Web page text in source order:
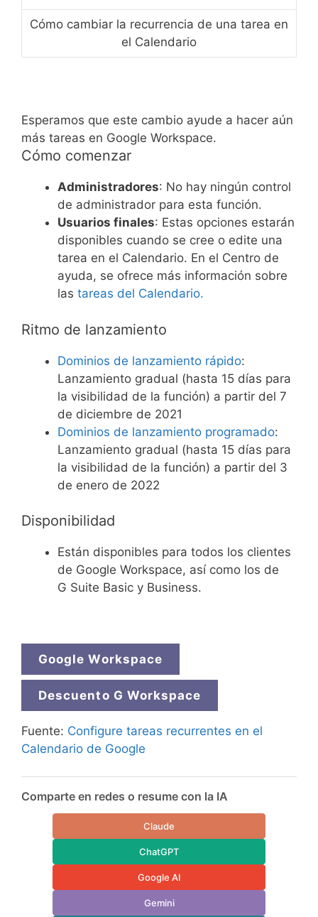
Cómo cambiar la recurrencia de una tarea en
el Calendario
Esperamos que este cambio ayude a hacer aún
más tareas en Google Workspace.
Cómo comenzar
Administradores: No hay ningún control
de administrador para esta función.
Usuarios finales: Estas opciones estarán
disponibles cuando se cree o edite una
tarea en el Calendario. En el Centro de
ayuda, se ofrece más información sobre
las tareas del Calendario.
Ritmo de lanzamiento
Dominios de lanzamiento rápido:
Lanzamiento gradual (hasta 15 días para
la visibilidad de la función) a partir del 7
de diciembre de 2021
Dominios de lanzamiento programado:
Lanzamiento gradual (hasta 15 días para
la visibilidad de la función) a partir del 3
de enero de 2022
Disponibilidad
Están disponibles para todos los clientes
de Google Workspace, así como los de
G Suite Basic y Business.
Google Workspace
Descuento G Workspace
Fuente: Configure tareas recurrentes en el
Calendario de Google
Comparte en redes o resume con la IA
Claude
ChatGPT
Google AI
Gemini